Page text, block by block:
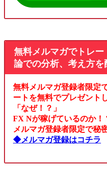
無料メルマガでトレ
論での分析、考え方を
無料メルマガ登録者限定
ートを無料でプレゼント
「なぜ！？」
FX Nが稼げているのか！
メルマガ登録者限定で秘
◆メルマガ登録はコチラ